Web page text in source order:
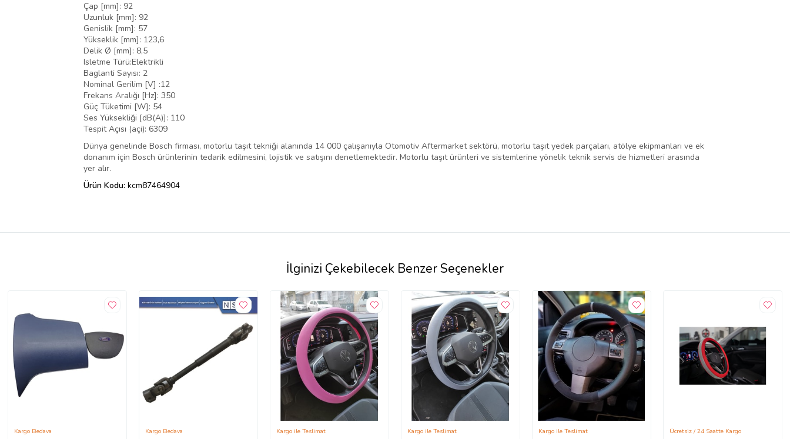
Çap [mm]: 92
Uzunluk [mm]: 92
Genislik [mm]: 57
Yükseklik [mm]: 123,6
Delik Ø [mm]: 8,5
Isletme Türü:Elektrikli
Baglanti Sayısı: 2
Nominal Gerilim [V] :12
Frekans Aralığı [Hz]: 350
Güç Tüketimi [W]: 54
Ses Yüksekliği [dB(A)]: 110
Tespit Açısı (açi): 6309
Dünya genelinde Bosch firması, motorlu taşıt tekniği alanında 14 000 çalışanıyla Otomotiv Aftermarket sektörü, motorlu taşıt yedek parçaları, atölye ekipmanları ve ek
donanım için Bosch ürünlerinin tedarik edilmesini, lojistik ve satışını denetlemektedir. Motorlu taşıt ürünleri ve sistemlerine yönelik teknik servis de hizmetleri arasında
yer alır.
Ürün Kodu: kcm87464904
İlginizi Çekebilecek Benzer Seçenekler
Kargo Bedava Kargo Bedava Kargo ile Teslimat Kargo ile Teslimat Kargo ile Teslimat Ücretsiz / 24 Saatte Kargo